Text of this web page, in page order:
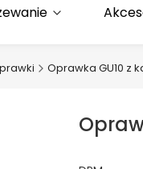
Oprawka GU10 z